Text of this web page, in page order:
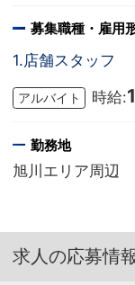
募集職種・雇用
1.店舗スタッフ
アルバイト 時給:
勤務地
旭川エリア周辺
求人の応募情